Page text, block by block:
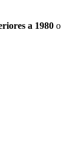
a 1980 o